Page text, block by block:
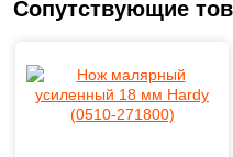
Сопутствующие